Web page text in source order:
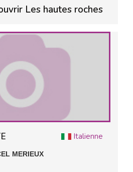
Les hautes roches
Italienne
MERIEUX